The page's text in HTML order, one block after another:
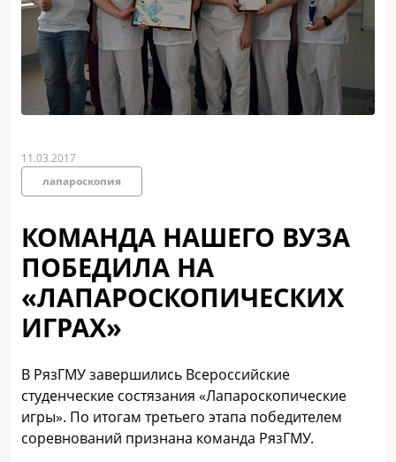
11.03.2017
лапароскопия
КОМАНДА НАШЕГО ВУЗА
ПОБЕДИЛА НА
«ЛАПАРОСКОПИЧЕСКИХ
ИГРАХ»
В РязГМУ завершились Всероссийские
студенческие состязания «Лапароскопические
игры». По итогам третьего этапа победителем
соревнований признана команда РязГМУ.